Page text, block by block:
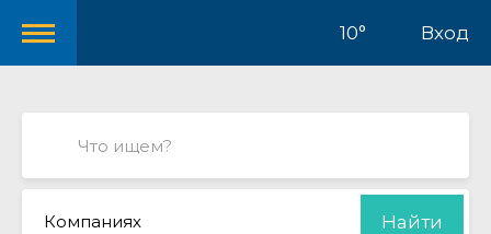
10° Вход
Компаниях Найти